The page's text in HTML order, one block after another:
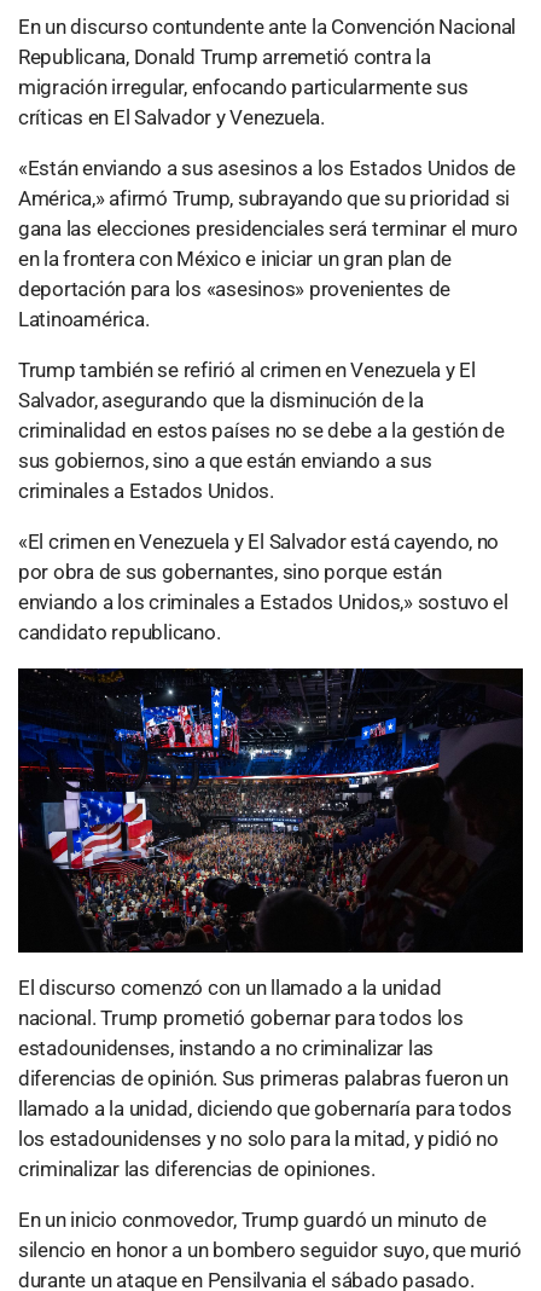
En un discurso contundente ante la Convención Nacional
Republicana, Donald Trump arremetió contra la
migración irregular, enfocando particularmente sus
críticas en El Salvador y Venezuela.
«Están enviando a sus asesinos a los Estados Unidos de
América,» afirmó Trump, subrayando que su prioridad si
gana las elecciones presidenciales será terminar el muro
en la frontera con México e iniciar un gran plan de
deportación para los «asesinos» provenientes de
Latinoamérica.
Trump también se refirió al crimen en Venezuela y El
Salvador, asegurando que la disminución de la
criminalidad en estos países no se debe a la gestión de
sus gobiernos, sino a que están enviando a sus
criminales a Estados Unidos.
«El crimen en Venezuela y El Salvador está cayendo, no
por obra de sus gobernantes, sino porque están
enviando a los criminales a Estados Unidos,» sostuvo el
candidato republicano.
El discurso comenzó con un llamado a la unidad
nacional. Trump prometió gobernar para todos los
estadounidenses, instando a no criminalizar las
diferencias de opinión. Sus primeras palabras fueron un
llamado a la unidad, diciendo que gobernaría para todos
los estadounidenses y no solo para la mitad, y pidió no
criminalizar las diferencias de opiniones.
En un inicio conmovedor, Trump guardó un minuto de
silencio en honor a un bombero seguidor suyo, que murió
durante un ataque en Pensilvania el sábado pasado.